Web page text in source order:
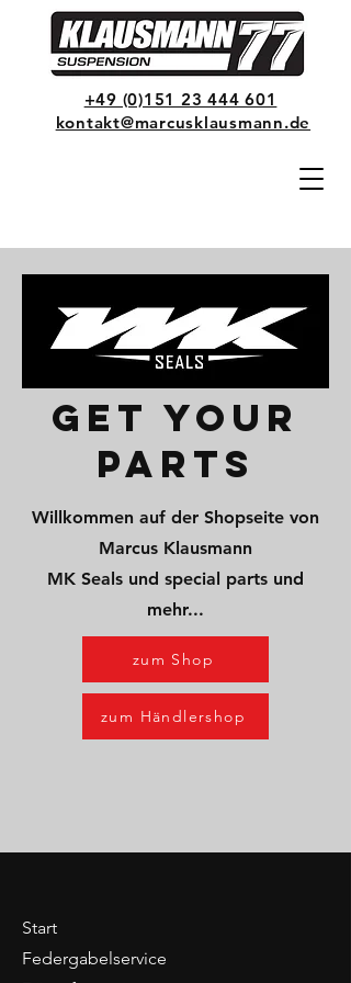
+49 (0)151 23 444 601
kontakt@marcusklausmann.de
GET YOUR
PARTS
Willkommen auf der Shopseite von
Marcus Klausmann
MK Seals und special parts und
mehr...
zum Shop
zum Händlershop
Start
Federgabelservice